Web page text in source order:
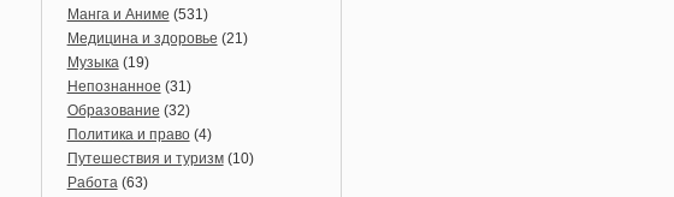
Манга и Аниме (531)
Медицина и здоровье (21)
Музыка(19)
Непознанное (31)
Образование (32)
Политика и право(4)
Путешествия и туризм(10)
Работа(63)